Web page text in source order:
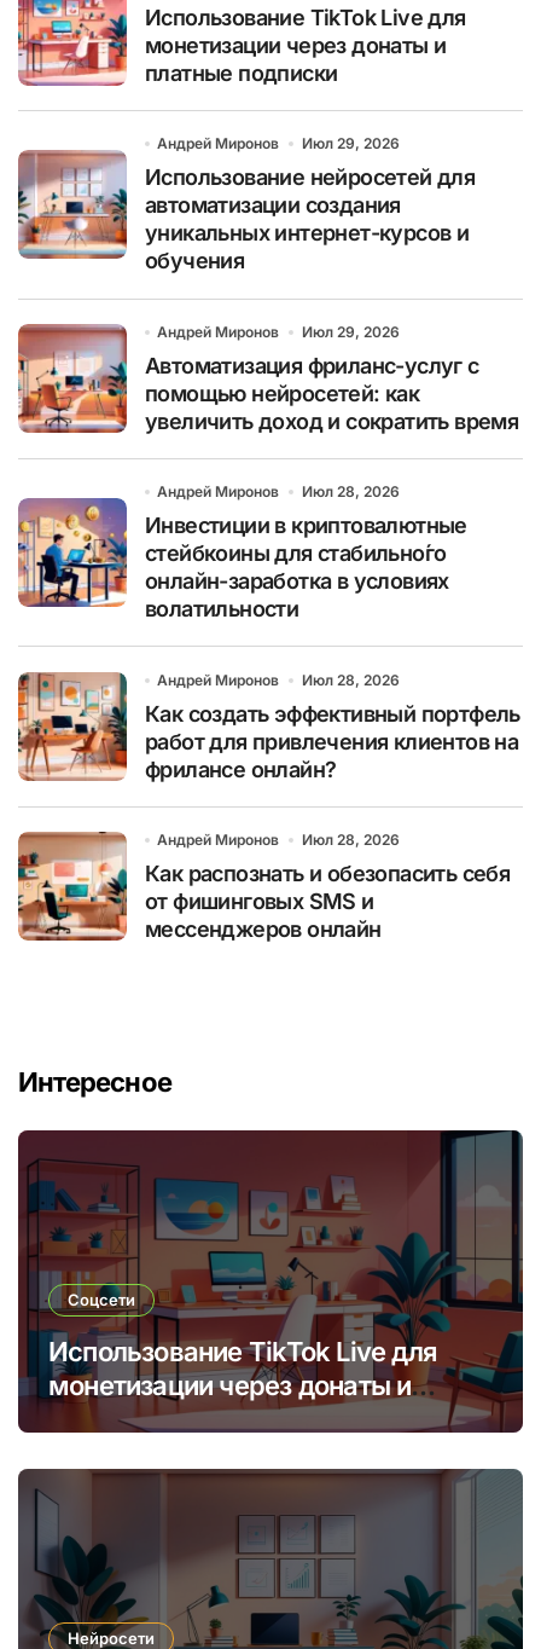
Использование TikTok Live для
монетизации через донаты и
платные подписки
Андрей Миронов Июл 29, 2026
Использование нейросетей для
автоматизации создания
уникальных интернет-курсов и
обучения
Андрей Миронов Июл 29, 2026
Автоматизация фриланс-услуг с
помощью нейросетей: как
увеличить доход и сократить время
Андрей Миронов Июл 28, 2026
Инвестиции в криптовалютные
стейбкоины для стабильно́го
онлайн-заработка в условиях
волатильности
Андрей Миронов Июл 28, 2026
Как создать эффективный портфель
работ для привлечения клиентов на
фрилансе онлайн?
Андрей Миронов Июл 28, 2026
Как распознать и обезопасить себя
от фишинговых SMS и
мессенджеров онлайн
Интересное
Соцсети
Использование TikTok Live для
монетизации через донаты и
платные подписки
Нейросети